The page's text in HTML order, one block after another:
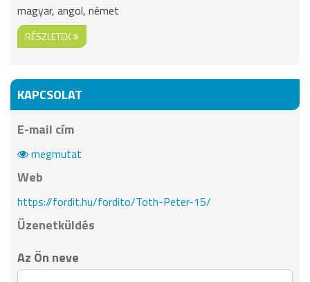
magyar, angol, német
RÉSZLETEK
KAPCSOLAT
E-mail cím
megmutat
Web
https://fordit.hu/fordito/Toth-Peter-15/
Üzenetküldés
Az Ön neve